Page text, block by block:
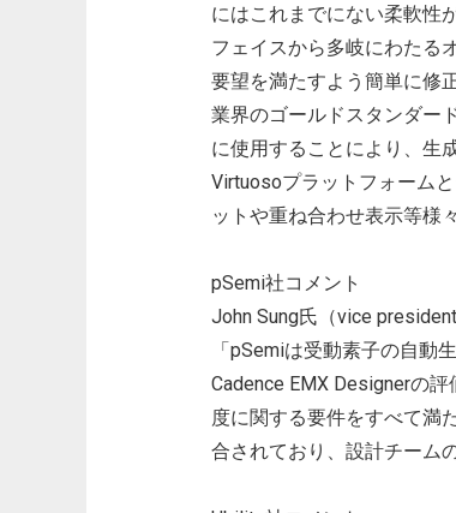
にはこれまでにない柔軟性
フェイスから多岐にわたる
要望を満たすよう簡単に修
業界のゴールドスタンダー
に使用することにより、生
Virtuosoプラットフォーム
ットや重ね合わせ表示等様
pSemi社コメント
John Sung氏（vice
「pSemiは受動素子の自動
Cadence EMX Designerの
度に関する要件をすべて満
合されており、設計チーム